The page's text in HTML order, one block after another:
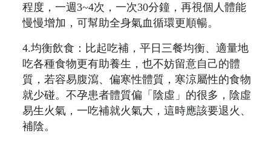
程度，一週3~4次，一次30分鐘，再視個人體能
慢慢增加，可幫助全身氣血循環更順暢。
4.均衡飲食：比起吃補，平日三餐均衡、適量地
吃各種食物更有助養生，也不妨留意自己的體
質，若容易腹瀉、偏寒性體質，寒涼屬性的食物
就少碰。不孕患者體質偏「陰虛」的很多，陰虛
易生火氣，一吃補就火氣大，這時應該要退火、
補陰。